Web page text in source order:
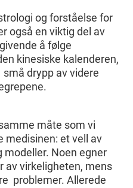
og forståelse for
også en viktig del av
å følge
kinesiske kalenderen,
drypp av videre
måte som vi
medisinen: et vell av
Noen egner
av virkeligheten, mens
problemer. Allerede